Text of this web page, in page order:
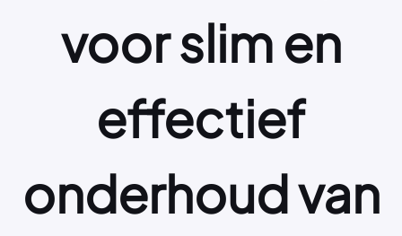
voor slim en
effectief
onderhoud van